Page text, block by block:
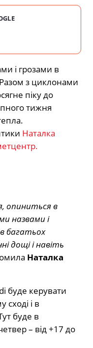
і грозами в
з циклонами
піку до
тижня
Наталка
опиниться в
назвами і
багатьох
дощі і навіть
Наталка
буде керувати
сході і в
буде в
– від +17 до